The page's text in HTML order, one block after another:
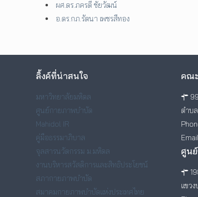
ผศ.ดร.ภครตี ชัยวัฒน์
อ.ดร.กภ.รัตนา เพชรสีทอง
ลิ้งค์ที่น่าสนใจ
มหาวิทยาลัยมหิดล
ศูนย์กายภาพบำบัด
Mahidol IR
คู่มือธรรมาภิบาล
จุลสารนวัตกรรม ม.มหิดล
งานบริหารสวัสดิการและสิทธิประโยชน์
สภากายภาพบำบัด
สมาคมกายภาพบำบัดแห่งประเทศไทย
คณ
ตำบ
ศูน
แขว